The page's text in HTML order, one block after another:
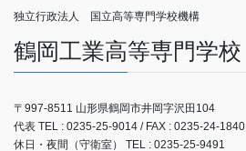
独立行政法人 国立高等専門学校機構
鶴岡工業高等専門学校
〒997-8511 山形県鶴岡市井岡字沢田104
代表 TEL : 0235-25-9014 / FAX : 0235-24-1840
休日・夜間（守衛室） TEL : 0235-25-9491